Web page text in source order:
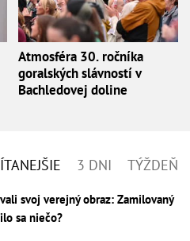
Atmosféra 30. ročníka
goralských slávností v
Bachledovej doline
3 DNI TÝŽDEŇ
svoj verejný obraz: Zamilovaný
sa niečo?